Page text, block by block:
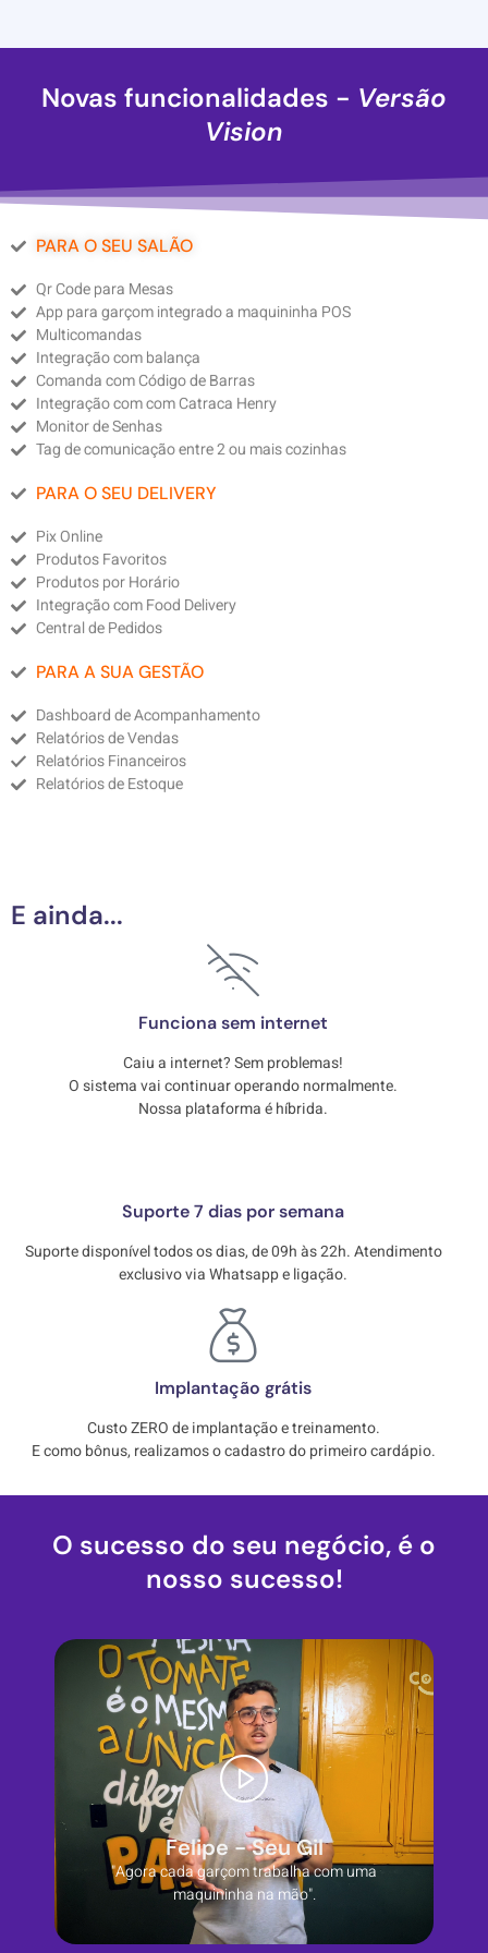
Novas funcionalidades - Versão
Vision
PARA O SEU SALÃO
Qr Code para Mesas
App para garçom integrado a maquininha POS
Multicomandas
Integração com balança
Comanda com Código de Barras
Integração com com Catraca Henry
Monitor de Senhas
Tag de comunicação entre 2 ou mais cozinhas
PARA O SEU DELIVERY
Pix Online
Produtos Favoritos
Produtos por Horário
Integração com Food Delivery
Central de Pedidos
PARA A SUA GESTÃO
Dashboard de Acompanhamento
Relatórios de Vendas
Relatórios Financeiros
Relatórios de Estoque
E ainda...
Funciona sem internet
Caiu a internet? Sem problemas!
O sistema vai continuar operando normalmente.
Nossa plataforma é híbrida.
Suporte 7 dias por semana
Suporte disponível todos os dias, de 09h às 22h. Atendimento
exclusivo via Whatsapp e ligação.
Implantação grátis
Custo ZERO de implantação e treinamento.
E como bônus, realizamos o cadastro do primeiro cardápio.
O sucesso do seu negócio, é o
nosso sucesso!
Felipe - Seu Gil
"Agora cada garçom trabalha com uma
maquininha na mão".